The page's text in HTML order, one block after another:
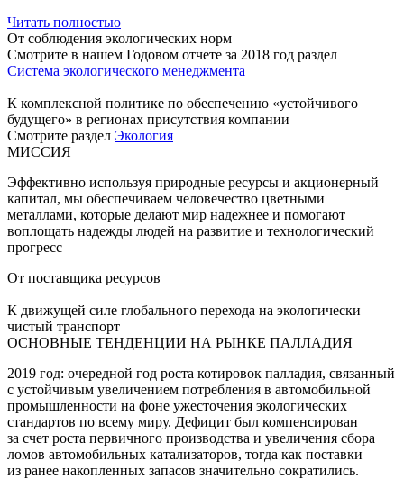
Читать полностью
От соблюдения экологических норм
Смотрите в нашем Годовом отчете за 2018 год раздел
Система экологического менеджмента
К комплексной политике по обеспечению «устойчивого
будущего» в регионах присутствия компании
Смотрите раздел Экология
МИССИЯ
Эффективно используя природные ресурсы и акционерный
капитал, мы обеспечиваем человечество цветными
металлами, которые делают мир надежнее и помогают
воплощать надежды людей на развитие и технологический
прогресс
От поставщика ресурсов
К движущей силе глобального перехода на экологически
чистый транспорт
ОСНОВНЫЕ ТЕНДЕНЦИИ НА РЫНКЕ ПАЛЛАДИЯ
2019 год: очередной год роста котировок палладия, связанный
с устойчивым увеличением потребления в автомобильной
промышленности на фоне ужесточения экологических
стандартов по всему миру. Дефицит был компенсирован
за счет роста первичного производства и увеличения сбора
ломов автомобильных катализаторов, тогда как поставки
из ранее накопленных запасов значительно сократились.